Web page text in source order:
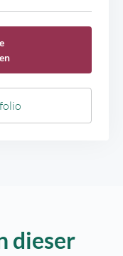
dieser